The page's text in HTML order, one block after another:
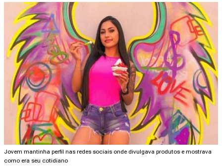
Jovem mantinha perfil nas redes sociais onde divulgava produtos e mostrava
como era seu cotidiano